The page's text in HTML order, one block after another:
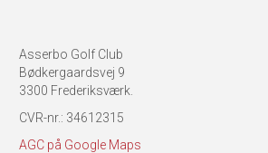
Asserbo Golf Club
Bødkergaardsvej 9
3300 Frederiksværk.
CVR-nr.: 34612315
AGC på Google Maps